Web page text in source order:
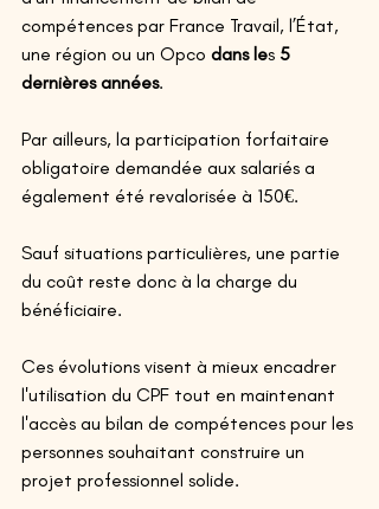
compétences par France Travail, l’État,
une région ou un Opco dans les 5
dernières années.
Par ailleurs, la participation forfaitaire
obligatoire demandée aux salariés a
également été revalorisée à 150€.
Sauf situations particulières, une partie
du coût reste donc à la charge du
bénéficiaire.
Ces évolutions visent à mieux encadrer
l'utilisation du CPF tout en maintenant
l'accès au bilan de compétences pour les
personnes souhaitant construire un
projet professionnel solide.